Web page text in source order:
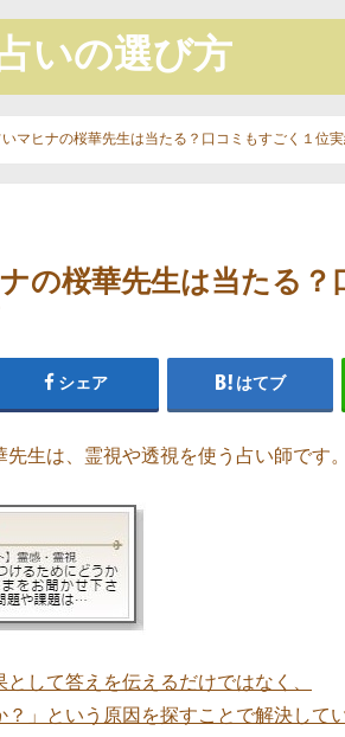
いの選び方
いマヒナの桜華先生は当たる？口コミもすごく１位
の桜華先生は当たる
シェア はてブ
生は、霊視や透視を使う占い師です。
して答えを伝えるだけではなく、
？」という原因を探すことで解決して